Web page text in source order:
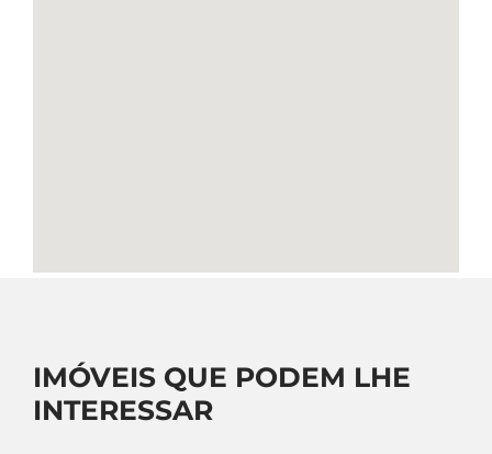
IMÓVEIS QUE PODEM LHE
INTERESSAR